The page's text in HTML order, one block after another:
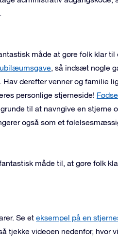
måde at gøre folk klar
, så indsæt nogle
derefter venner og familie
personlige stjerneside!
til at navngive en stjerne
også som et
måde til, at gøre folk
Se et eksempel på en
tjekke videoen nedenfor, hvor